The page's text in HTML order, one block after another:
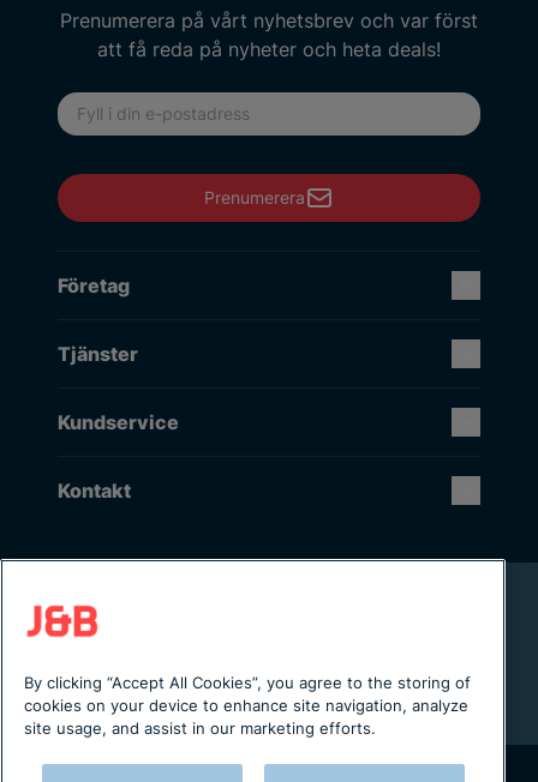
Prenumerera på vårt nyhetsbrev och var först
att få reda på nyheter och heta deals!
E-postadress
Prenumerera
Företag
Tjänster
Kundservice
Kontakt
Rikstäckande installation & service
Lager i Sverige
Från projektering till installation
By clicking “Accept All Cookies”, you agree to the storing of
cookies on your device to enhance site navigation, analyze
site usage, and assist in our marketing efforts.